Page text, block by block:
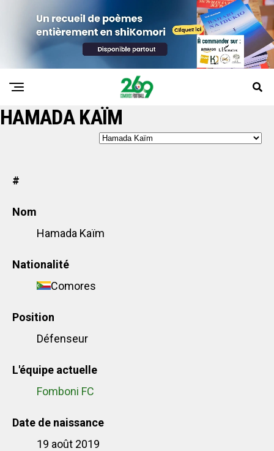
HAMADA KAÏM
#
Nom
Hamada Kaïm
Nationalité
Comores
Position
Défenseur
L'équipe actuelle
Fomboni FC
Date de naissance
19 août 2019